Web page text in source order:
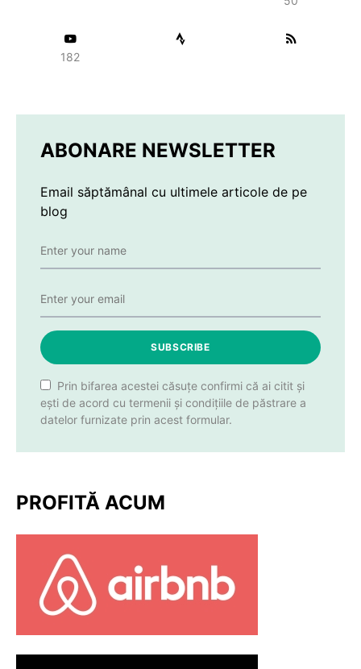
182
ABONARE NEWSLETTER
Email săptămânal cu ultimele articole de pe
blog
SUBSCRIBE
Prin bifarea acestei căsuțe confirmi că ai citit și
ești de acord cu termenii și condițiile de păstrare a
datelor furnizate prin acest formular.
PROFITĂ ACUM